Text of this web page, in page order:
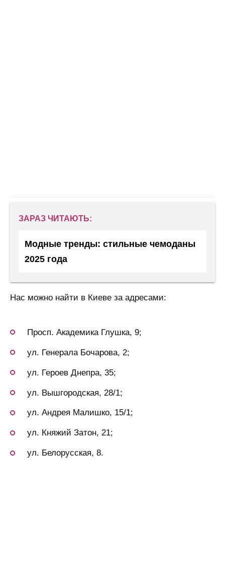
ЗАРАЗ ЧИТАЮТЬ:
Модные тренды: стильные чемоданы
2025 года
Нас можно найти в Киеве за адресами:
Просп. Академика Глушка, 9;
ул. Генерала Бочарова, 2;
ул. Героев Днепра, 35;
ул. Вышгородская, 28/1;
ул. Андрея Малишко, 15/1;
ул. Княжий Затон, 21;
ул. Белорусская, 8.